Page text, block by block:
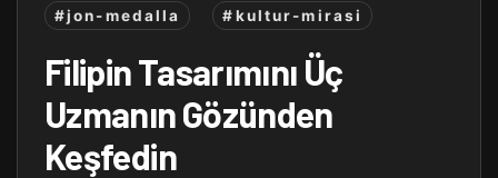
#jon-medalla
#kultur-mirasi
Filipin Tasarımını Üç
Uzmanın Gözünden
Keşfedin